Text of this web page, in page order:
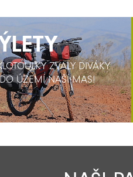
ZVALY DIVÁKY
ÚZEMÍ NAŠÍ MAS!
ZVALY DIVÁKY
ÚZEMÍ NAŠÍ MAS!